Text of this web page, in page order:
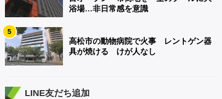
浴場…非日常感を意識
5
高松市の動物病院で火事 レントゲン器
具が焼ける けが人なし
LINE友だち追加